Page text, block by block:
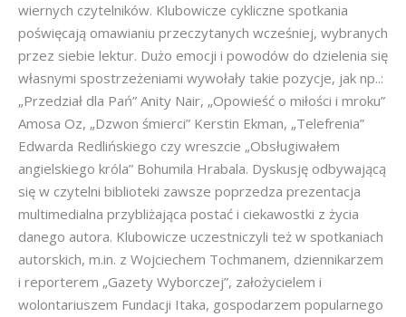
wiernych czytelników. Klubowicze cykliczne spotkania
poświęcają omawianiu przeczytanych wcześniej, wybranych
przez siebie lektur. Dużo emocji i powodów do dzielenia się
własnymi spostrzeżeniami wywołały takie pozycje, jak np..:
„Przedział dla Pań” Anity Nair, „Opowieść o miłości i mroku”
Amosa Oz, „Dzwon śmierci” Kerstin Ekman, „Telefrenia”
Edwarda Redlińskiego czy wreszcie „Obsługiwałem
angielskiego króla” Bohumila Hrabala. Dyskusję odbywającą
się w czytelni biblioteki zawsze poprzedza prezentacja
multimedialna przybliżająca postać i ciekawostki z życia
danego autora. Klubowicze uczestniczyli też w spotkaniach
autorskich, m.in. z Wojciechem Tochmanem, dziennikarzem
i reporterem „Gazety Wyborczej”, założycielem i
wolontariuszem Fundacji Itaka, gospodarzem popularnego